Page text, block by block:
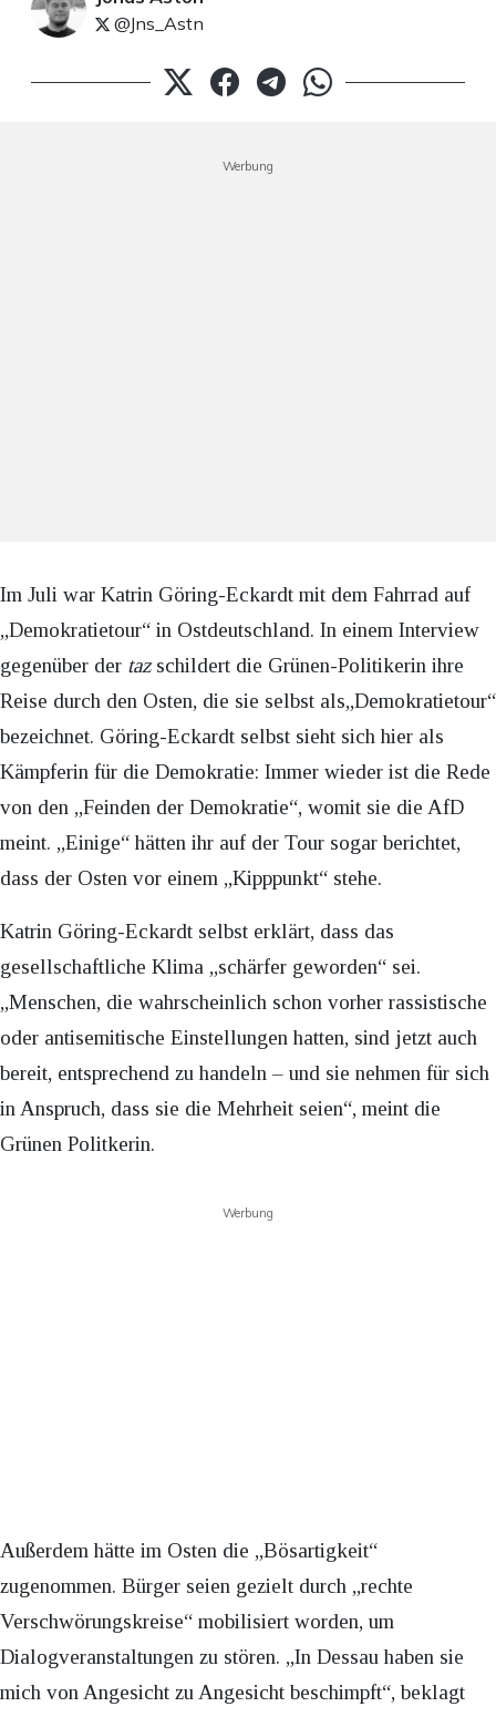
@Jns_Astn
Werbung
Im Juli war Katrin Göring-Eckardt mit dem Fahrrad auf
„Demokratietour“ in Ostdeutschland. In einem Interview
gegenüber der tazschildert die Grünen-Politikerin ihre
Reise durch den Osten, die sie selbst als„Demokratietour“
bezeichnet. Göring-Eckardt selbst sieht sich hier als
Kämpferin für die Demokratie: Immer wieder ist die Rede
von den „Feinden der Demokratie“, womit sie die AfD
meint. „Einige“ hätten ihr auf der Tour sogar berichtet,
dass der Osten vor einem „Kipppunkt“ stehe.
Katrin Göring-Eckardt selbst erklärt, dass das
gesellschaftliche Klima „schärfer geworden“ sei.
„Menschen, die wahrscheinlich schon vorher rassistische
oder antisemitische Einstellungen hatten, sind jetzt auch
bereit, entsprechend zu handeln – und sie nehmen für sich
in Anspruch, dass sie die Mehrheit seien“, meint die
Grünen Politkerin.
Werbung
Außerdem hätte im Osten die „Bösartigkeit“
zugenommen. Bürger seien gezielt durch „rechte
Verschwörungskreise“ mobilisiert worden, um
Dialogveranstaltungen zu stören. „In Dessau haben sie
mich von Angesicht zu Angesicht beschimpft“, beklagt